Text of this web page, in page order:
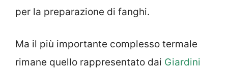
per la preparazione di fanghi.
Ma il più importante complesso termale
rimane quello rappresentato dai Giardini